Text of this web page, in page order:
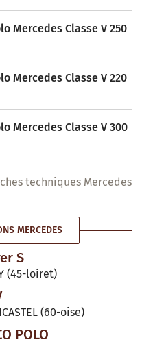
Mercedes Classe V 250
Mercedes Classe V 220
Mercedes Classe V 300
techniques Mercedes
MERCEDES
S
(45-loiret)
(60-oise)
POLO